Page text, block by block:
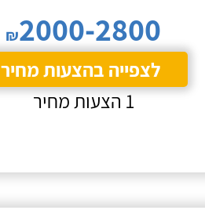
₪2000-2800
לצפייה בהצעות מחיר
1 הצעות מחיר